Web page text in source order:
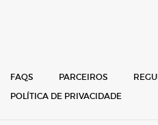
FAQS PARCEIROS
POLÍTICA DE PRIVACIDADE